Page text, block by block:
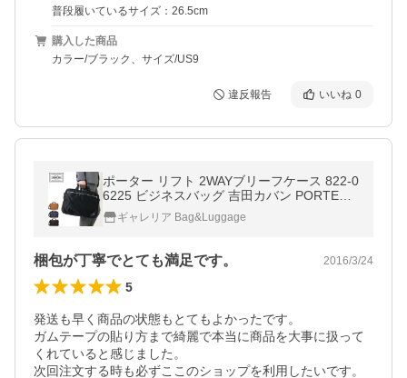
普段履いているサイズ：26.5cm
購入した商品
カラー/ブラック、サイズ/US9
違反報告 いいね 0
ポーター リフト 2WAYブリーフケース 822-0
6225 ビジネスバッグ 吉田カバン PORTER L
IFT B4 メンズ 吉田かばん ビジネス 通勤 通
勤バッグ
ギャレリア Bag&Luggage
梱包が丁寧でとても満足です。 2016/3/24
5
発送も早く商品の状態もとてもよかったです。
ガムテープの貼り方まで綺麗で本当に商品を大事に扱って
くれていると感じました。
次回注文する時も必ずここのショップを利用したいです。